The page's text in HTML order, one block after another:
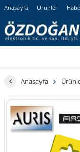
Anasayfa Ürünler
Anasayfa